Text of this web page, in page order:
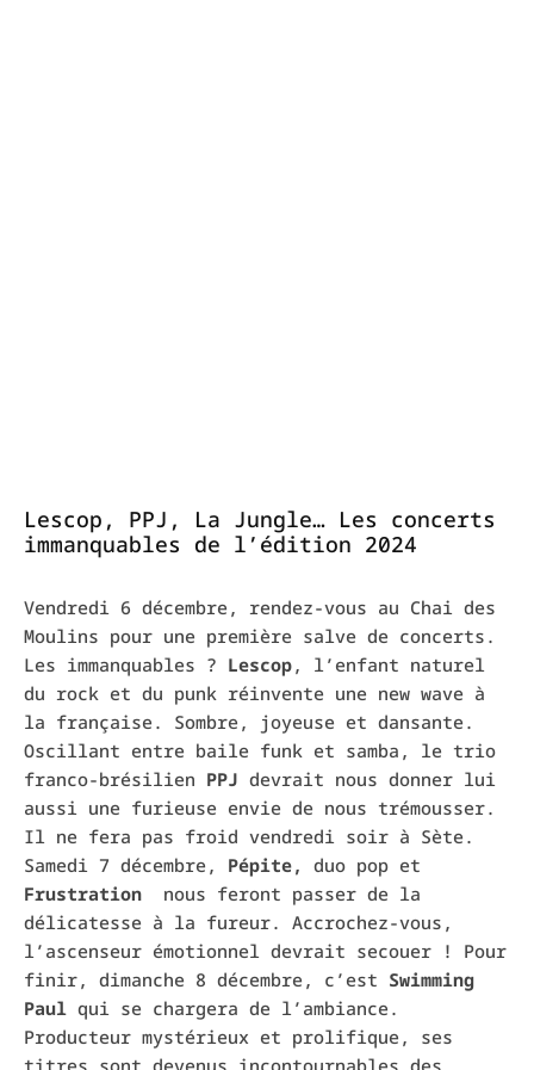
Lescop, PPJ, La Jungle… Les concerts
immanquables de l’édition 2024
Vendredi 6 décembre, rendez-vous au Chai des
Moulins pour une première salve de concerts.
Les immanquables ? Lescop, l’enfant naturel
du rock et du punk réinvente une new wave à
la française. Sombre, joyeuse et dansante.
Oscillant entre baile funk et samba, le trio
franco-brésilien PPJ devrait nous donner lui
aussi une furieuse envie de nous trémousser.
Il ne fera pas froid vendredi soir à Sète.
Samedi 7 décembre, Pépite, duo pop et
Frustration
nous feront passer de la
délicatesse à la fureur. Accrochez-vous,
l’ascenseur émotionnel devrait secouer ! Pour
finir, dimanche 8 décembre, c’est Swimming
Paul qui se chargera de l’ambiance.
Producteur mystérieux et prolifique, ses
titres sont devenus incontournables des